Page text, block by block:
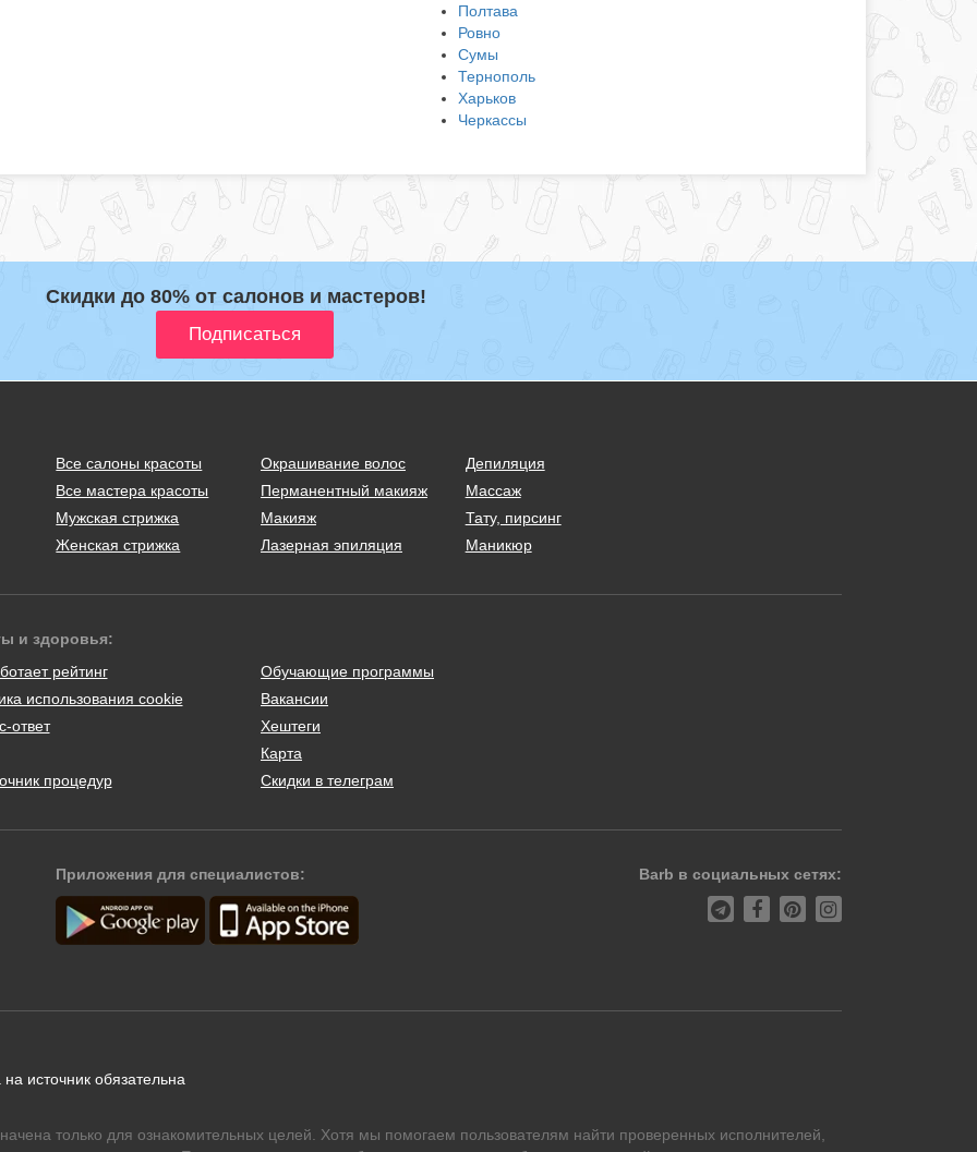
Полтава
Ровно
Сумы
Тернополь
Харьков
Черкассы
Скидки до 80% от салонов и мастеров!
Все салоны красоты
Все мастера красоты
Мужская стрижка
Женская стрижка
Окрашивание волос
Перманентный макияж
Макияж
Лазерная эпиляция
Депиляция
Массаж
Тату, пирсинг
Маникюр
и здоровья:
рейтинг
использования cookie
ответ
процедур
Обучающие программы
Вакансии
Хештеги
Карта
Скидки в телеграм
Приложения для специалистов: Barb в социальных сетях:
источник обязательна
только для ознакомительных целей. Хотя мы помогаем пользователям найти проверенных исполнителей,